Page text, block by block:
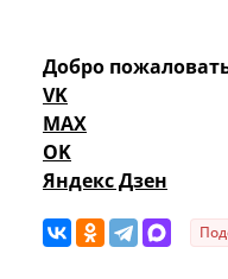
Добро
VK
MAX
OK
Яндекс Дзен